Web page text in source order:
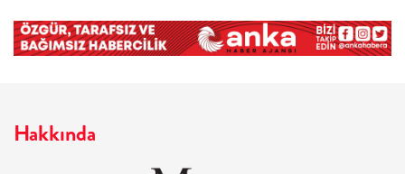
Hakkında